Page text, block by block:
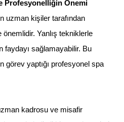
Profesyonelliğin Önemi
uzman kişiler tarafından
Yanlış tekniklerle
faydayı sağlamayabilir. Bu
görev yaptığı profesyonel spa
kadrosu ve misafir